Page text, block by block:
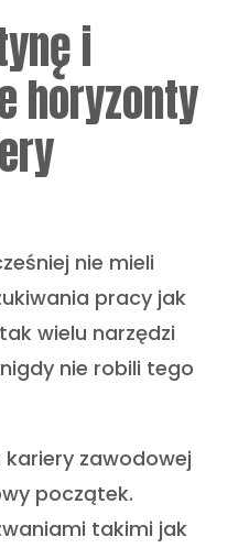
i
horyzonty
nie mieli
pracy jak
wielu narzędzi
nie robili tego
zawodowej
początek.
takimi jak